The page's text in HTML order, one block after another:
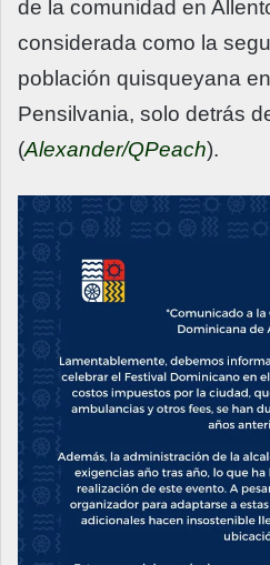
de la comunidad en
considerada como la
población quisqueyana
Pensilvania, solo detrás
(Alexander/QPeach).